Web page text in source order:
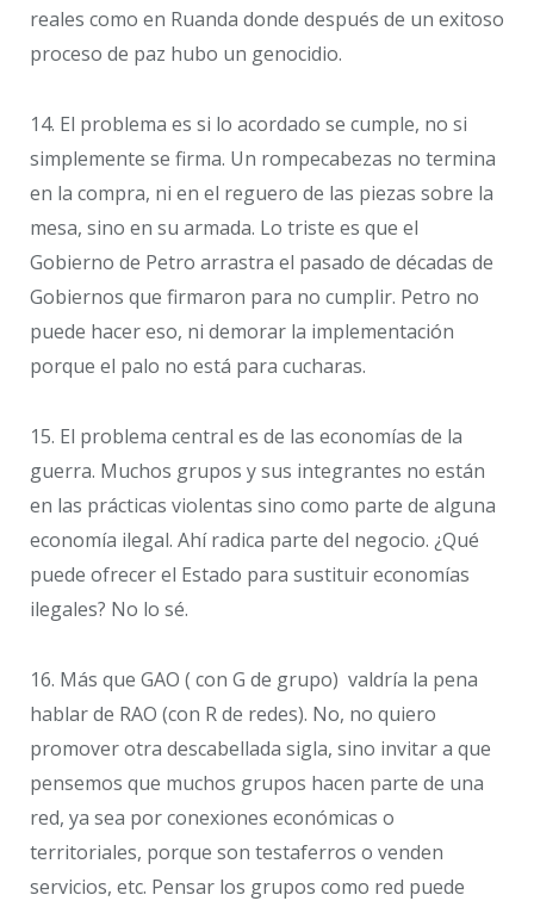
reales como en Ruanda donde después de un exitoso
proceso de paz hubo un genocidio.
14. El problema es si lo acordado se cumple, no si
simplemente se firma. Un rompecabezas no termina
en la compra, ni en el reguero de las piezas sobre la
mesa, sino en su armada. Lo triste es que el
Gobierno de Petro arrastra el pasado de décadas de
Gobiernos que firmaron para no cumplir. Petro no
puede hacer eso, ni demorar la implementación
porque el palo no está para cucharas.
15. El problema central es de las economías de la
guerra. Muchos grupos y sus integrantes no están
en las prácticas violentas sino como parte de alguna
economía ilegal. Ahí radica parte del negocio. ¿Qué
puede ofrecer el Estado para sustituir economías
ilegales? No lo sé.
16. Más que GAO ( con G de grupo) valdría la pena
hablar de RAO (con R de redes). No, no quiero
promover otra descabellada sigla, sino invitar a que
pensemos que muchos grupos hacen parte de una
red, ya sea por conexiones económicas o
territoriales, porque son testaferros o venden
servicios, etc. Pensar los grupos como red puede